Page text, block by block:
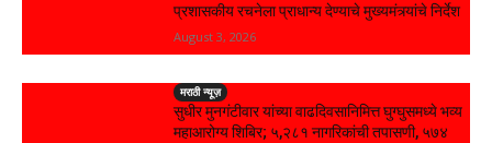
प्रशासकीय रचनेला प्राधान्य देण्याचे मुख्यमंत्र्यांचे निर्देश
August 3, 2026
मराठी न्यूज़
सुधीर मुनगंटीवार यांच्या वाढदिवसानिमित्त घुग्घुसमध्ये भव्य
महाआरोग्य शिबिर; ५,२८१ नागरिकांची तपासणी, ५७४